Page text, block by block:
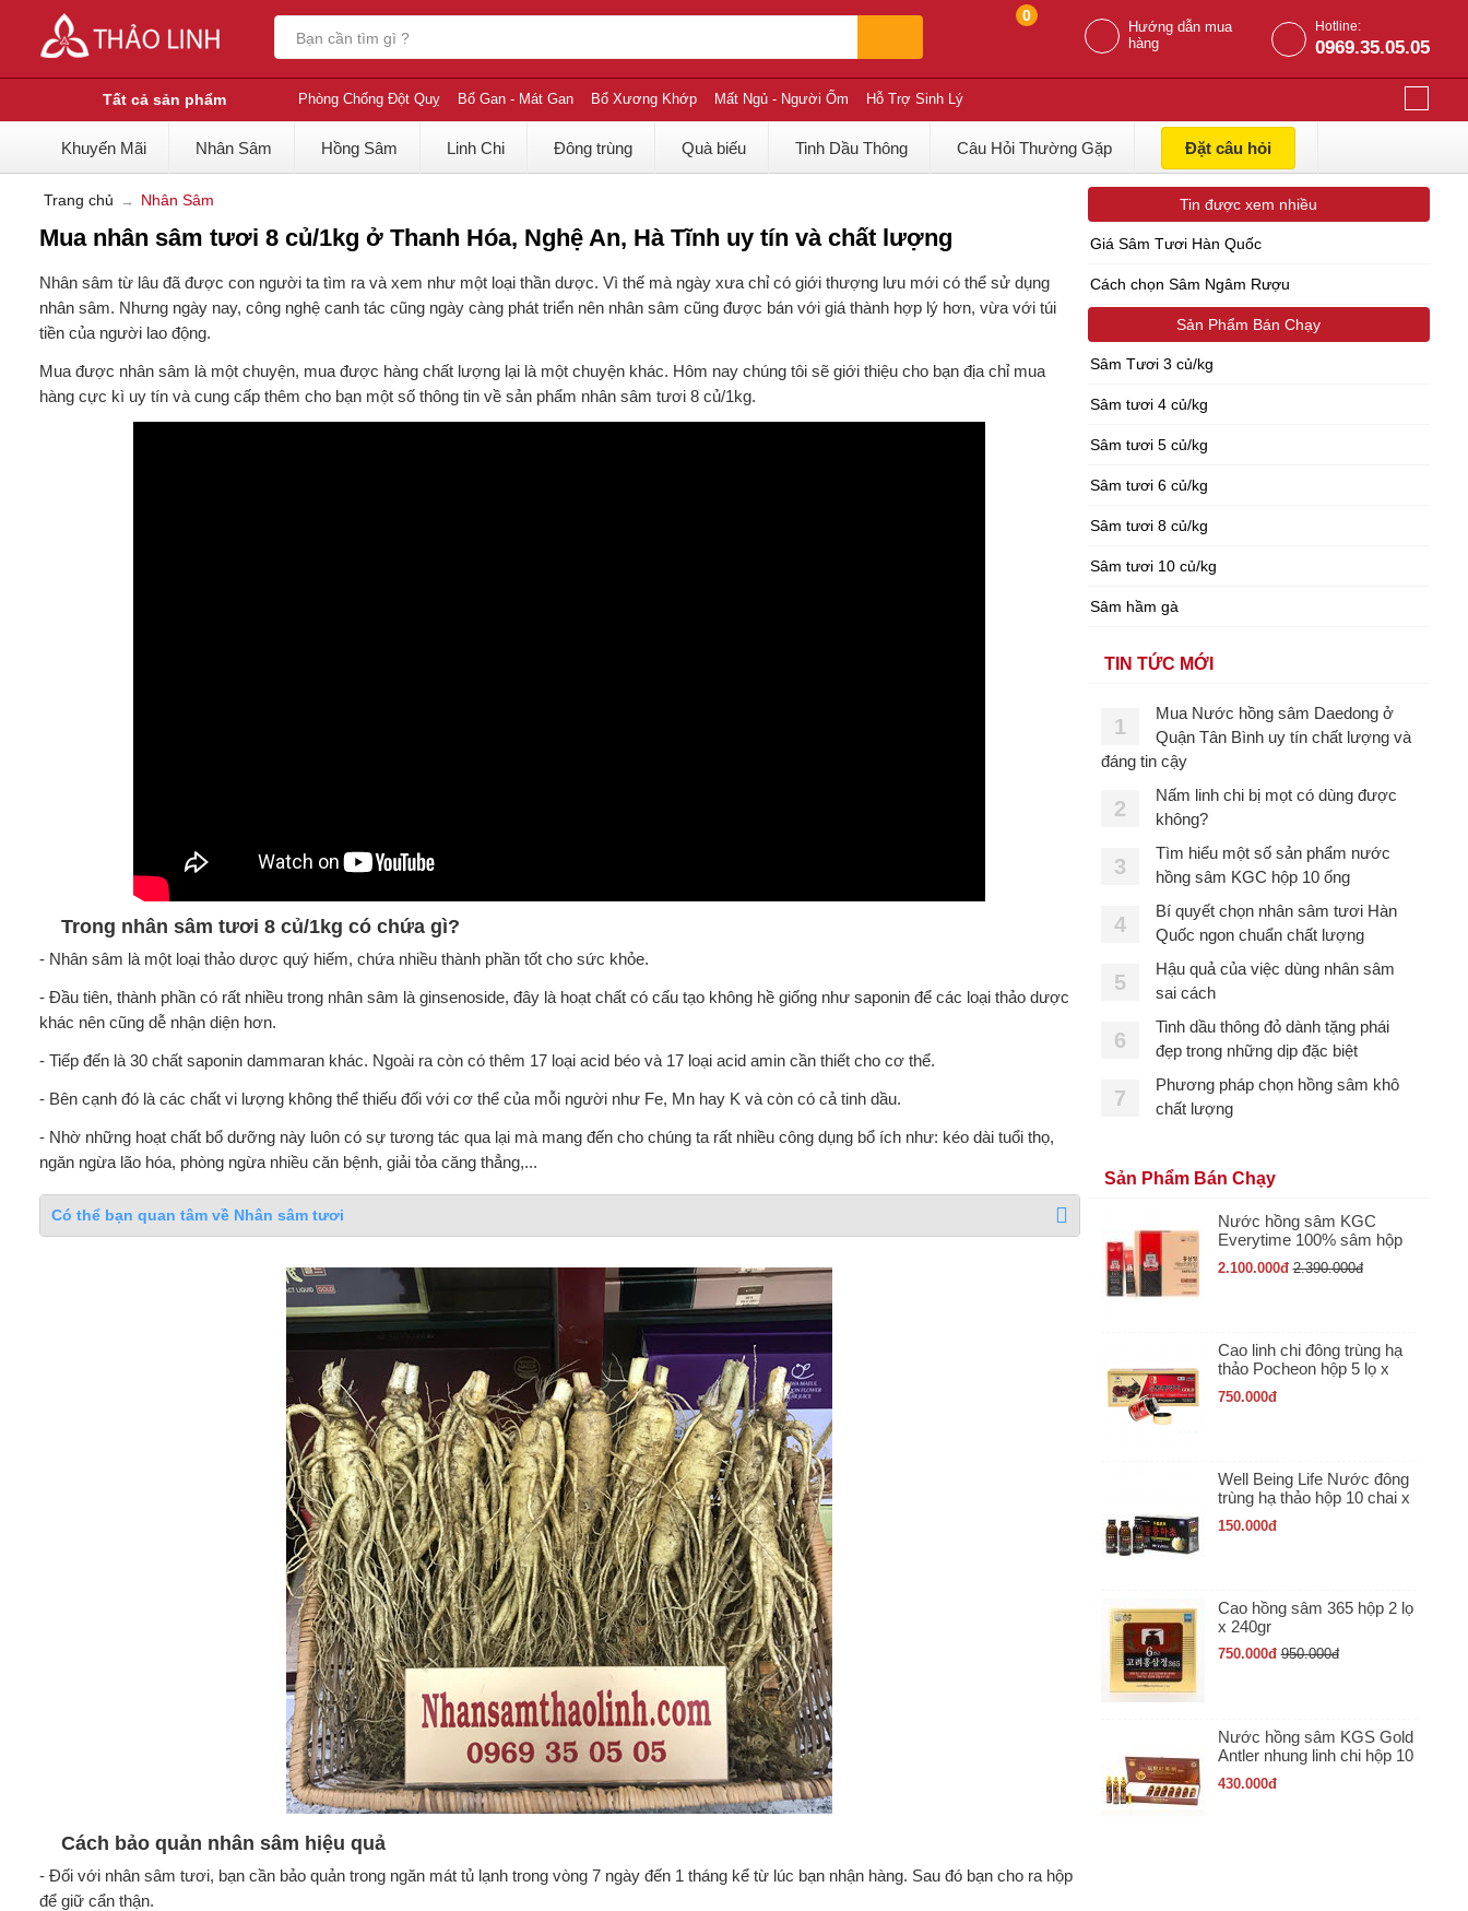
0
Hướng dẫn mua
hàng
Hotline:
0969.35.05.05
Tất cả sản phẩm Phòng Chống Đột Quỵ Bổ Gan - Mát Gan Bổ Xương Khớp Mất Ngủ - Người Ốm Hỗ Trợ Sinh Lý
Khuyến Mãi Nhân Sâm Hồng Sâm Linh Chi Đông trùng Quà biếu Tinh Dầu Thông Câu Hỏi Thường Gặp Đặt câu hỏi
Trang chủ Nhân Sâm
Mua nhân sâm tươi 8 củ/1kg ở Thanh Hóa, Nghệ An, Hà Tĩnh uy tín và chất lượng
Nhân sâm từ lâu đã được con người ta tìm ra và xem như một loại thần dược. Vì thế mà ngày xưa chỉ có giới thượng lưu mới có thể sử dụng
nhân sâm. Nhưng ngày nay, công nghệ canh tác cũng ngày càng phát triển nên nhân sâm cũng được bán với giá thành hợp lý hơn, vừa với túi
tiền của người lao động.
Mua được nhân sâm là một chuyện, mua được hàng chất lượng lại là một chuyện khác. Hôm nay chúng tôi sẽ giới thiệu cho bạn địa chỉ mua
hàng cực kì uy tín và cung cấp thêm cho bạn một số thông tin về sản phẩm nhân sâm tươi 8 củ/1kg.
Trong nhân sâm tươi 8 củ/1kg có chứa gì?
- Nhân sâm là một loại thảo dược quý hiếm, chứa nhiều thành phần tốt cho sức khỏe.
- Đầu tiên, thành phần có rất nhiều trong nhân sâm là ginsenoside, đây là hoạt chất có cấu tạo không hề giống như saponin để các loại thảo dược
khác nên cũng dễ nhận diện hơn.
- Tiếp đến là 30 chất saponin dammaran khác. Ngoài ra còn có thêm 17 loại acid béo và 17 loại acid amin cần thiết cho cơ thể.
- Bên cạnh đó là các chất vi lượng không thể thiếu đối với cơ thể của mỗi người như Fe, Mn hay K và còn có cả tinh dầu.
- Nhờ những hoạt chất bổ dưỡng này luôn có sự tương tác qua lại mà mang đến cho chúng ta rất nhiều công dụng bổ ích như: kéo dài tuổi thọ,
ngăn ngừa lão hóa, phòng ngừa nhiều căn bệnh, giải tỏa căng thẳng,...
Có thể bạn quan tâm về Nhân sâm tươi
Cách bảo quản nhân sâm hiệu quả
- Đối với nhân sâm tươi, bạn cần bảo quản trong ngăn mát tủ lạnh trong vòng 7 ngày đến 1 tháng kể từ lúc bạn nhận hàng. Sau đó bạn cho ra hộp
để giữ cẩn thận.
Tin được xem nhiều
Giá Sâm Tươi Hàn Quốc
Cách chọn Sâm Ngâm Rượu
Sản Phẩm Bán Chạy
Sâm Tươi 3 củ/kg
Sâm tươi 4 củ/kg
Sâm tươi 5 củ/kg
Sâm tươi 6 củ/kg
Sâm tươi 8 củ/kg
Sâm tươi 10 củ/kg
Sâm hầm gà
TIN TỨC MỚI
1
Mua Nước hồng sâm Daedong ở
Quận Tân Bình uy tín chất lượng và
đáng tin cậy
2
Nấm linh chi bị mọt có dùng được
không?
3
Tìm hiểu một số sản phẩm nước
hồng sâm KGC hộp 10 ống
4
Bí quyết chọn nhân sâm tươi Hàn
Quốc ngon chuẩn chất lượng
5
Hậu quả của việc dùng nhân sâm
sai cách
6
Tinh dầu thông đỏ dành tặng phái
đẹp trong những dịp đặc biệt
7
Phương pháp chọn hồng sâm khô
chất lượng
Sản Phẩm Bán Chạy
Nước hồng sâm KGC
Everytime 100% sâm hộp
30 gói x 10ml
2.100.000đ 2.390.000đ
Cao linh chi đông trùng hạ
thảo Pocheon hộp 5 lọ x
50gr
750.000đ
Well Being Life Nước đông
trùng hạ thảo hộp 10 chai x
100ml
150.000đ
Cao hồng sâm 365 hộp 2 lọ
x 240gr
750.000đ 950.000đ
Nước hồng sâm KGS Gold
Antler nhung linh chi hộp 10
ống x 20ml
430.000đ